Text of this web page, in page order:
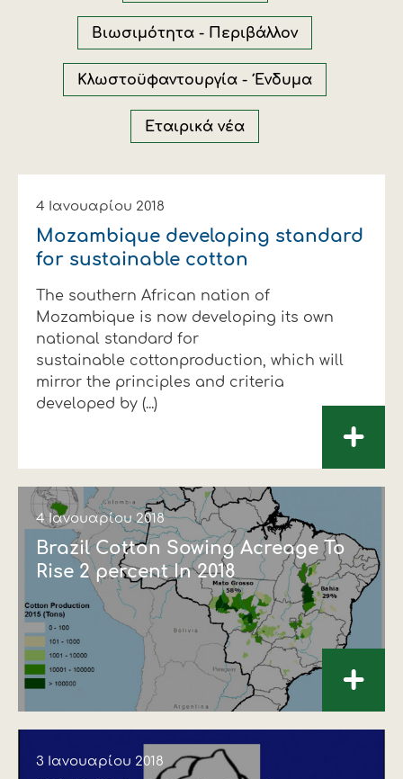
Οικονομικά στοιχεία
Εταιρική δομή
Καινοτομία
Εκδηλώσεις
Πως θα μας βρείτε
ΑΚΟΛΟΥΘΗΣΤΕ ΜΑΣ
Εξαγωγές
Συνέδρια
Πως θα μας βρείτε
ΑΚΟΛΟΥΘΗΣΤΕ ΜΑΣ
Ευφυής γεωργία
Συμβουλευτική στο χωράφι
Εκκόκκιση για λογαριασμό του
παραγωγού
Ιατρικές υπηρεσίες
Πως θα μας βρείτε
ΑΚΟΛΟΥΘΗΣΤΕ ΜΑΣ
Αλυσίδα βάμβακος
Πως θα μας βρείτε
ΑΚΟΛΟΥΘΗΣΤΕ ΜΑΣ
Κλωστοϋφαντουργία - Ένδυση
Εταιρικά νέα
Πως θα μας βρείτε
ΑΚΟΛΟΥΘΗΣΤΕ ΜΑΣ
Πως θα μας βρείτε
ΑΚΟΛΟΥΘΗΣΤΕ ΜΑΣ
Βιωσιμότητα - Περιβάλλον
Κλωστοϋφαντουργία - Ένδυμα
Εταιρικά νέα
4 Ιανουαρίου 2018
Mozambique developing standard
for sustainable cotton
The southern African nation of
Mozambique is now developing its own
national standard for
sustainable cottonproduction, which will
mirror the principles and criteria
developed by (...)
+
4 Ιανουαρίου 2018
Brazil Cotton Sowing Acreage To
Rise 2 percent In 2018
+
3 Ιανουαρίου 2018